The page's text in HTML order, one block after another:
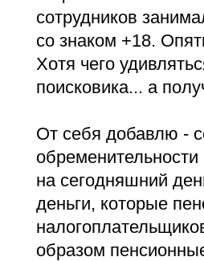
сотрудников
со знаком +18.
Хотя чего
поисковика... а
От себя добавлю -
на сегодняшний
деньги, которые
образом